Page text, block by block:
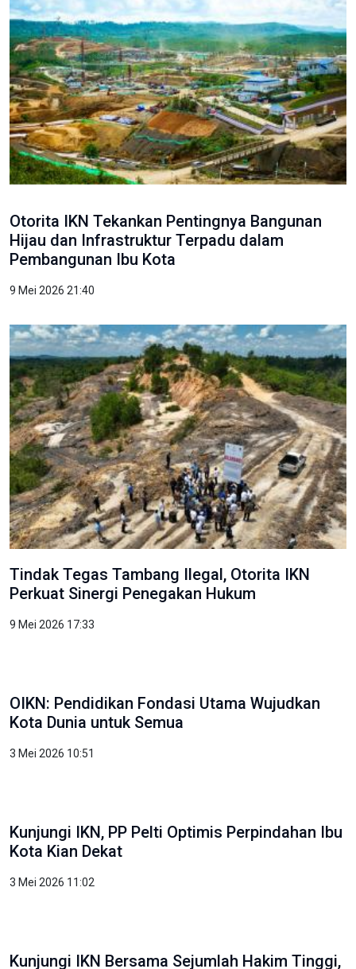
Otorita IKN Tekankan Pentingnya Bangunan
Hijau dan Infrastruktur Terpadu dalam
Pembangunan Ibu Kota
9 Mei 2026 21:40
Tindak Tegas Tambang Ilegal, Otorita IKN
Perkuat Sinergi Penegakan Hukum
9 Mei 2026 17:33
3 Mei 2026 10:51